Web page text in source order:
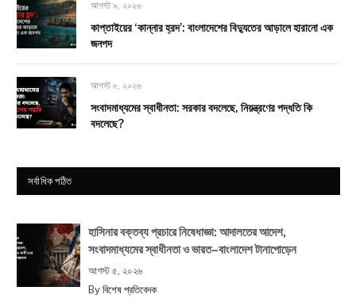
আগস্ট ৯, ২০২৬
কাপ্তাইয়ের ‘কান্নার হ্রদ’: বাংলাদেশের বিদ্যুতের আড়ালে হারানো এক
জনপদ
আগস্ট ৮, ২০২৬
সংবাদমাধ্যমের স্বাধীনতা: সরকার বদলেছে, নিয়ন্ত্রণের পদ্ধতি কি
বদলেছে?
সর্বাধিক পঠিত
হাসিনার বক্তব্য প্রচারে নিষেধাজ্ঞা: আদালতের আদেশ,
সংবাদমাধ্যমের স্বাধীনতা ও ভারত–বাংলাদেশ টানাপোড়েন
আগস্ট ৫, ২০২৬
By বিশেষ প্রতিবেদক